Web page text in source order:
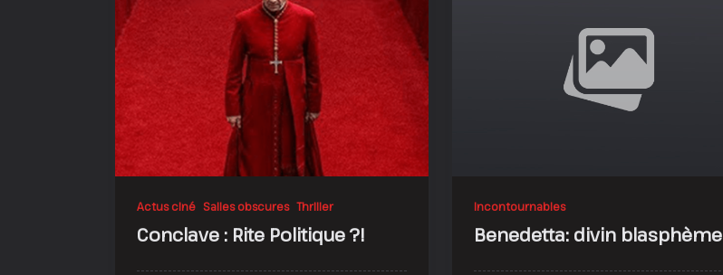
Actus ciné Salles obscures Thriller
Conclave : Rite Politique ?!
Incontournables
Benedetta: divin blasphème